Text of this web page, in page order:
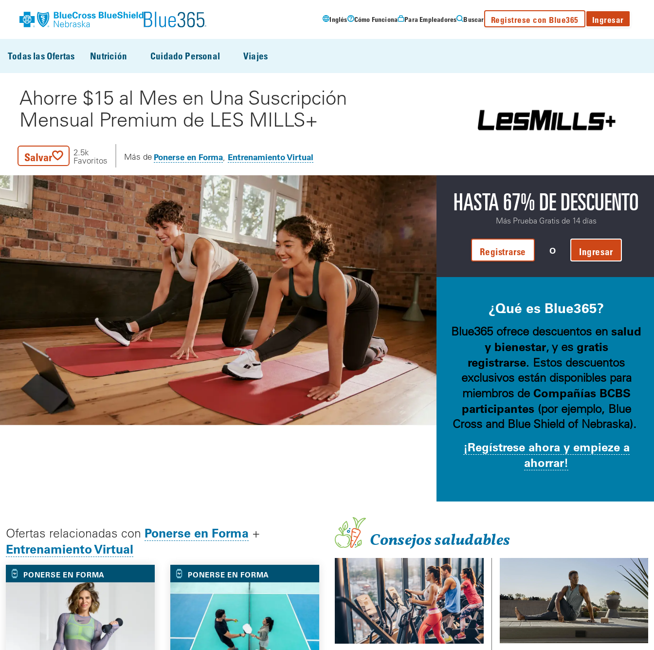
Inglés Cómo Funciona Para Empleadores Buscar Registrese con Blue365 Ingresar
Todas las Ofertas Nutrición Cuidado Personal Viajes
Ahorre $15 al Mes en Una Suscripción
Mensual Premium de LES MILLS+
Salvar
2.5k
Favoritos
Más de Ponerse en Forma Entrenamiento Virtual
HASTA 67% DE DESCUENTO
Más Prueba Gratis de 14 días
Registrarse O Ingresar
¿Qué es Blue365?
Blue365 ofrece descuentos ensalud
y bienestar, y es gratis
registrarse. Estos descuentos
exclusivos están disponibles para
miembros de Compañías BCBS
participantes(por ejemplo, Blue
Cross and Blue Shield of Nebraska).
¡Regístrese ahora y empieze a
ahorrar!
Ofertas relacionadas con Ponerse en Forma +
Entrenamiento Virtual
PONERSE EN FORMA PONERSE EN FORMA
Consejos saludables